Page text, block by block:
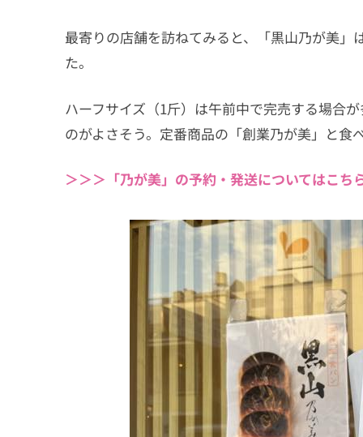
最寄りの店舗を訪ねてみると、
「黒山乃が美
た。
ハーフサイズ（1斤）は午前中で完売する場合
のがよさそう。定番商品の「創業乃が美」と
＞＞＞「乃が美」の予約・発送についてはこち